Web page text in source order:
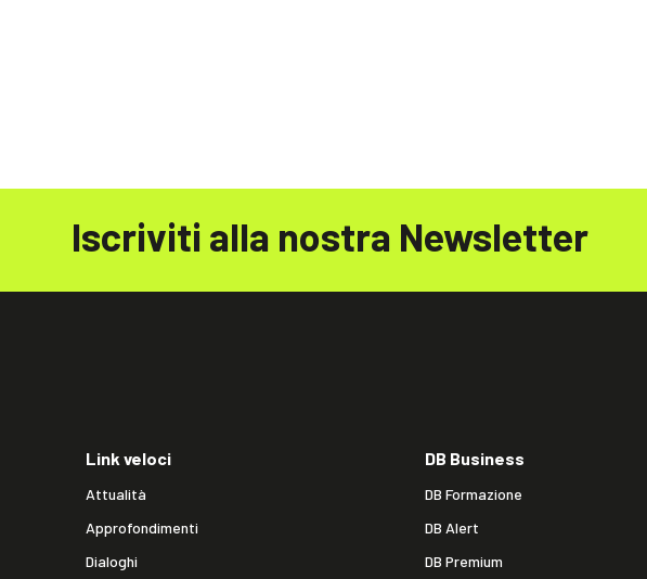
Iscriviti alla nostra Newsletter
Link veloci
Attualità
Approfondimenti
Dialoghi
DB Business
DB Formazione
DB Alert
DB Premium